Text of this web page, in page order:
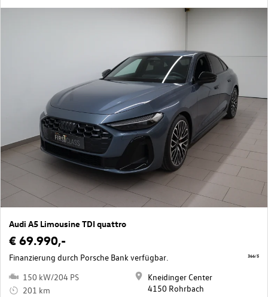
Audi A5 Limousine TDI quattro
€ 69.990,-
Finanzierung durch Porsche Bank verfügbar.
150 kW/204 PS
201 km
Kneidinger Center
4150 Rohrbach
366/5